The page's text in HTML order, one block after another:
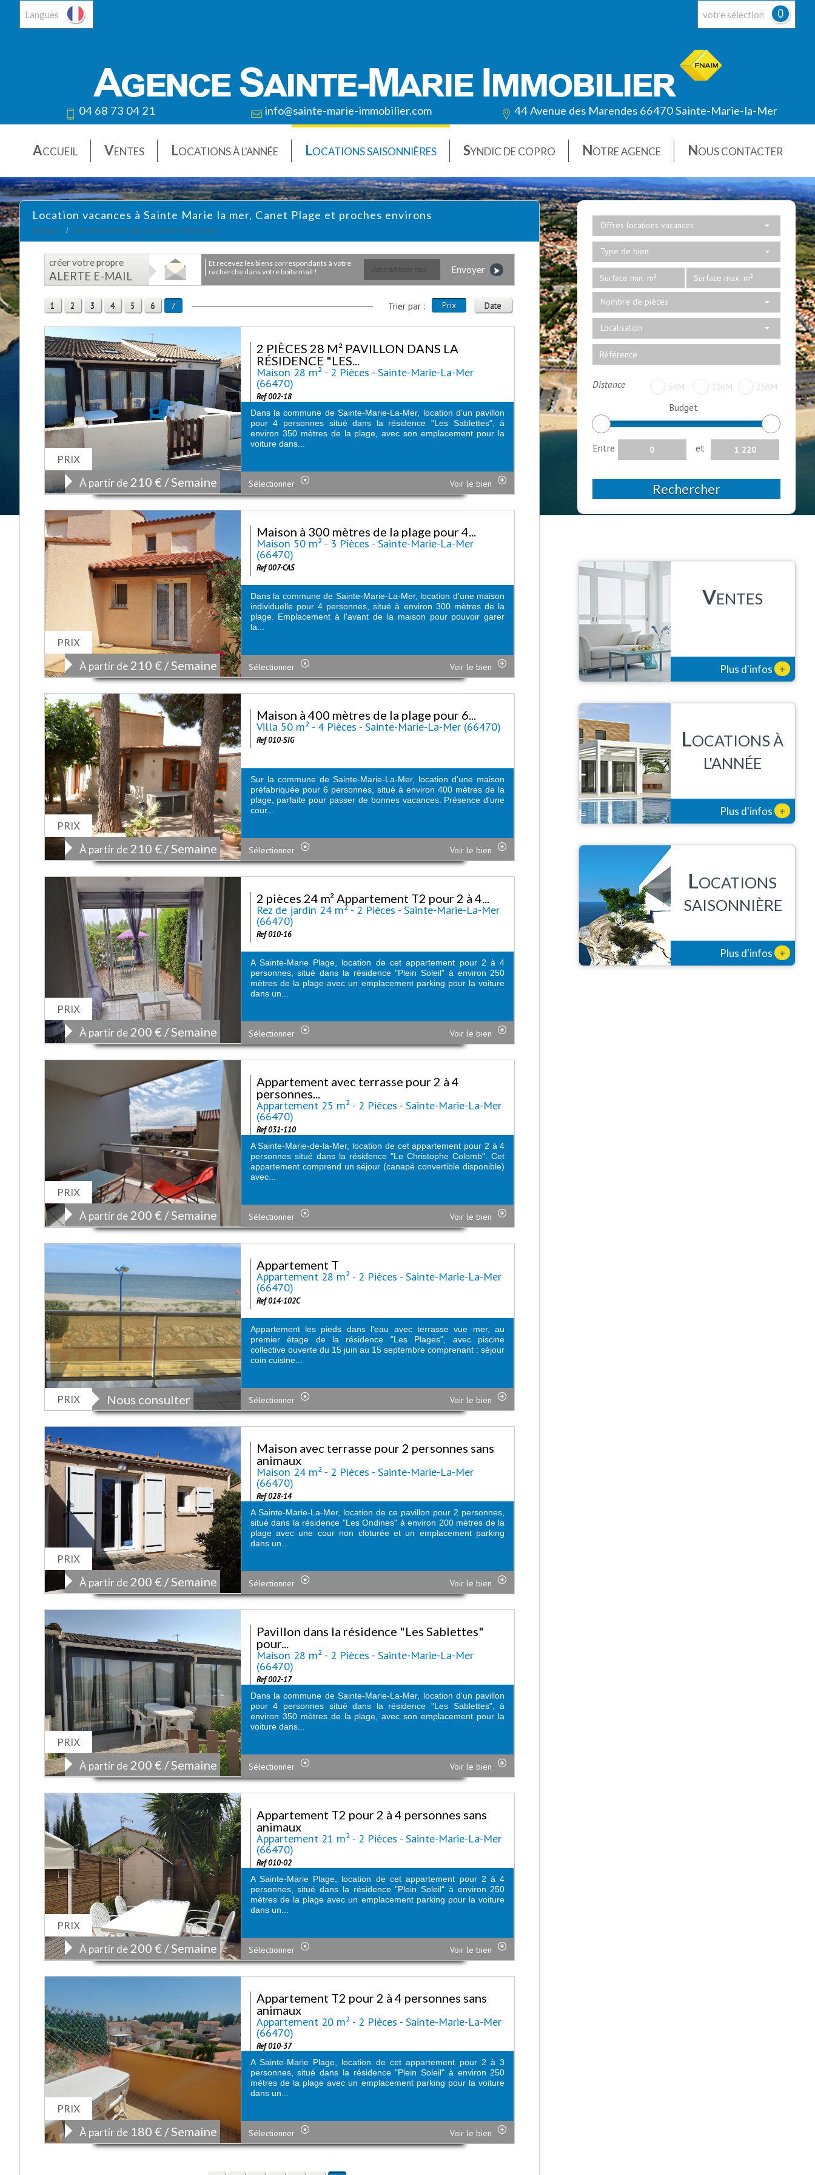
Langues votre sélection 0
04 68 73 04 21 info@sainte-marie-immobilier.com 44 Avenue des Marendes 66470 Sainte-Marie-la-Mer
ACCUEIL VENTES LOCATIONS À L'ANNÉE LOCATIONS SAISONNIÈRES SYNDIC DE COPRO NOTRE AGENCE NOUS CONTACTER
Offres locations vacances
Type de bien
Nombre de pièces
Localisation
Distance 5KM 10KM 25KM
Budget
Entre et
Rechercher
Location vacances à Sainte Marie la mer, Canet Plage et proches environs
Accueil Nos Annonces De Location Vacances
créer votre propre
ALERTE E-MAIL
et recevez les biens correspondants à votre
recherche dans votre boîte mail !
Envoyer
1 2 3 4 5 6 7 Trier par : Prix Date
PRIX
À partir de 210 € / Semaine
2 PIÈCES 28 M² PAVILLON DANS LA
RÉSIDENCE "LES...
Maison 28 m² - 2 Pièces - Sainte-Marie-La-Mer
(66470)
Ref 002-18
Dans la commune de Sainte-Marie-La-Mer, location d'un pavillon
pour 4 personnes situé dans la résidence "Les Sablettes", à
environ 350 mètres de la plage, avec son emplacement pour la
voiture dans...
Sélectionner Voir le bien
PRIX
À partir de 210 € / Semaine
Maison à 300 mètres de la plage pour 4...
Maison 50 m² - 3 Pièces - Sainte-Marie-La-Mer
(66470)
Ref 007-CAS
Dans la commune de Sainte-Marie-La-Mer, location d'une maison
individuelle pour 4 personnes, situé à environ 300 mètres de la
plage. Emplacement à l'avant de la maison pour pouvoir garer
la...
Sélectionner Voir le bien
PRIX
À partir de 210 € / Semaine
Maison à 400 mètres de la plage pour 6...
Villa 50 m² - 4 Pièces - Sainte-Marie-La-Mer (66470)
Ref 010-SIG
Sur la commune de Sainte-Marie-La-Mer, location d'une maison
préfabriquée pour 6 personnes, situé à environ 400 mètres de la
plage, parfaite pour passer de bonnes vacances. Présence d'une
cour...
Sélectionner Voir le bien
PRIX
À partir de 200 € / Semaine
2 pièces 24 m² Appartement T2 pour 2 à 4...
Rez de jardin 24 m² - 2 Pièces - Sainte-Marie-La-Mer
(66470)
Ref 010-16
A Sainte-Marie Plage, location de cet appartement pour 2 à 4
personnes, situé dans la résidence "Plein Soleil" à environ 250
mètres de la plage avec un emplacement parking pour la voiture
dans un...
Sélectionner Voir le bien
PRIX
À partir de 200 € / Semaine
Appartement avec terrasse pour 2 à 4
personnes...
Appartement 25 m² - 2 Pièces - Sainte-Marie-La-Mer
(66470)
Ref 031-110
A Sainte-Marie-de-la-Mer, location de cet appartement pour 2 à 4
personnes situé dans la résidence "Le Christophe Colomb". Cet
appartement comprend un séjour (canapé convertible disponible)
avec...
Sélectionner Voir le bien
PRIX Nous consulter
Appartement T
Appartement 28 m² - 2 Pièces - Sainte-Marie-La-Mer
(66470)
Ref 014-102C
Appartement les pieds dans l'eau avec terrasse vue mer, au
premier étage de la résidence "Les Plages", avec piscine
collective ouverte du 15 juin au 15 septembre comprenant : séjour
coin cuisine...
Sélectionner Voir le bien
PRIX
À partir de 200 € / Semaine
Maison avec terrasse pour 2 personnes sans
animaux
Maison 24 m² - 2 Pièces - Sainte-Marie-La-Mer
(66470)
Ref 028-14
A Sainte-Marie-La-Mer, location de ce pavillon pour 2 personnes,
situé dans la résidence "Les Ondines" à environ 200 mètres de la
plage avec une cour non cloturée et un emplacement parking
dans un...
Sélectionner Voir le bien
PRIX
À partir de 200 € / Semaine
Pavillon dans la résidence "Les Sablettes"
pour...
Maison 28 m² - 2 Pièces - Sainte-Marie-La-Mer
(66470)
Ref 002-17
Dans la commune de Sainte-Marie-La-Mer, location d'un pavillon
pour 4 personnes situé dans la résidence "Les Sablettes", à
environ 350 mètres de la plage, avec son emplacement pour la
voiture dans...
Sélectionner Voir le bien
PRIX
À partir de 200 € / Semaine
Appartement T2 pour 2 à 4 personnes sans
animaux
Appartement 21 m² - 2 Pièces - Sainte-Marie-La-Mer
(66470)
Ref 010-02
A Sainte-Marie Plage, location de cet appartement pour 2 à 4
personnes, situé dans la résidence "Plein Soleil" à environ 250
mètres de la plage avec un emplacement parking pour la voiture
dans un...
Sélectionner Voir le bien
PRIX
À partir de 180 € / Semaine
Appartement T2 pour 2 à 4 personnes sans
animaux
Appartement 20 m² - 2 Pièces - Sainte-Marie-La-Mer
(66470)
Ref 010-37
A Sainte-Marie Plage, location de cet appartement pour 2 à 3
personnes, situé dans la résidence "Plein Soleil" à environ 250
mètres de la plage avec un emplacement parking pour la voiture
dans un...
Sélectionner Voir le bien
VENTES
Plus d'infos +
LOCATIONS À
L'ANNÉE
Plus d'infos +
LOCATIONS
SAISONNIÈRE
Plus d'infos +